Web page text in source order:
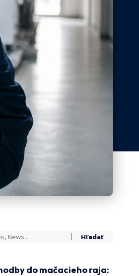
do mačacieho raja: